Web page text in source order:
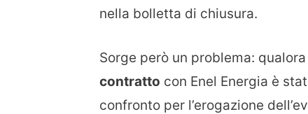
nella bolletta di chiusura.
Sorge però un problema:
contratto con Enel Energia è
confronto per l’erogazione